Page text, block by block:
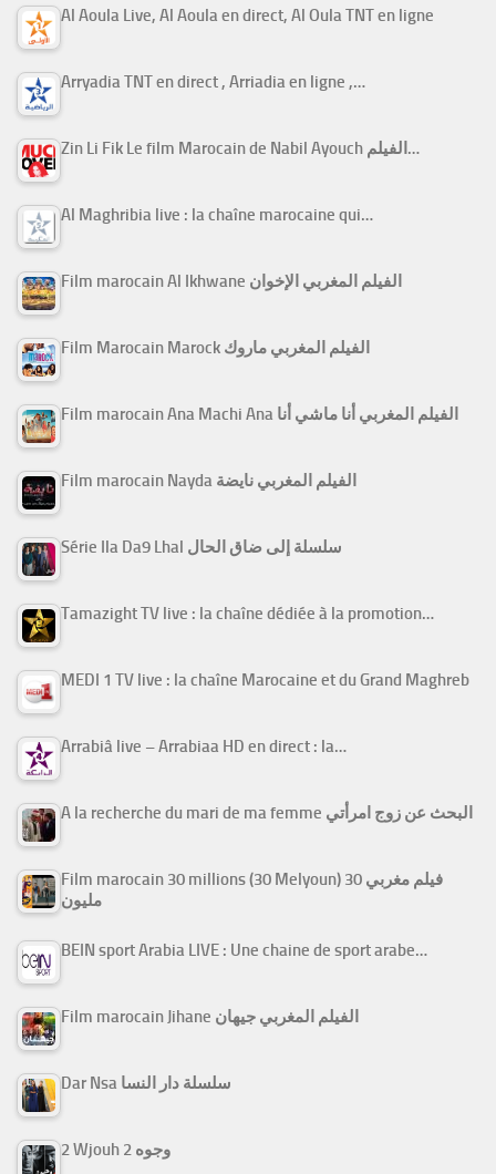
Al Aoula Live, Al Aoula en direct, Al Oula TNT en ligne
Arryadia TNT en direct , Arriadia en ligne ,…
Zin Li Fik Le film Marocain de Nabil Ayouch الفيلم…
Al Maghribia live : la chaîne marocaine qui…
Film marocain Al Ikhwane الفيلم المغربي الإخوان
Film Marocain Marock الفيلم المغربي ماروك
Film marocain Ana Machi Ana الفيلم المغربي أنا ماشي أنا
Film marocain Nayda الفيلم المغربي نايضة
Série Ila Da9 Lhal سلسلة إلى ضاق الحال
Tamazight TV live : la chaîne dédiée à la promotion…
MEDI 1 TV live : la chaîne Marocaine et du Grand Maghreb
Arrabiâ live – Arrabiaa HD en direct : la…
A la recherche du mari de ma femme البحث عن زوج امرأتي
Film marocain 30 millions (30 Melyoun) فيلم مغربي 30
مليون
BEIN sport Arabia LIVE : Une chaine de sport arabe…
Film marocain Jihane الفيلم المغربي جيهان
Dar Nsa سلسلة دار النسا
2 Wjouh 2 وجوه